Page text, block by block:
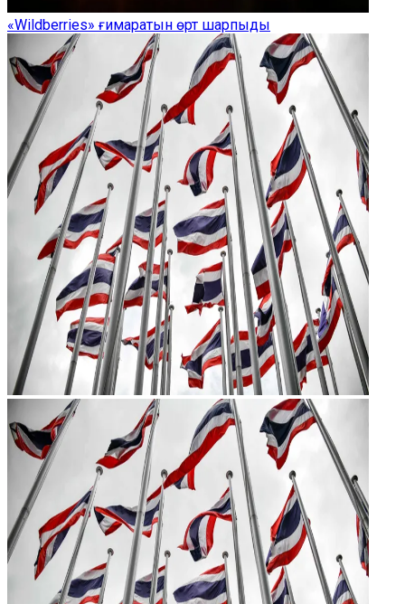
«Wildberries» ғимаратын өрт шарпыды